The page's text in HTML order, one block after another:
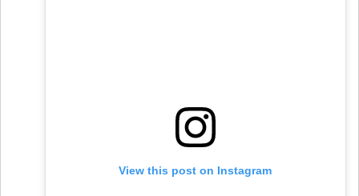
View this post on Instagram